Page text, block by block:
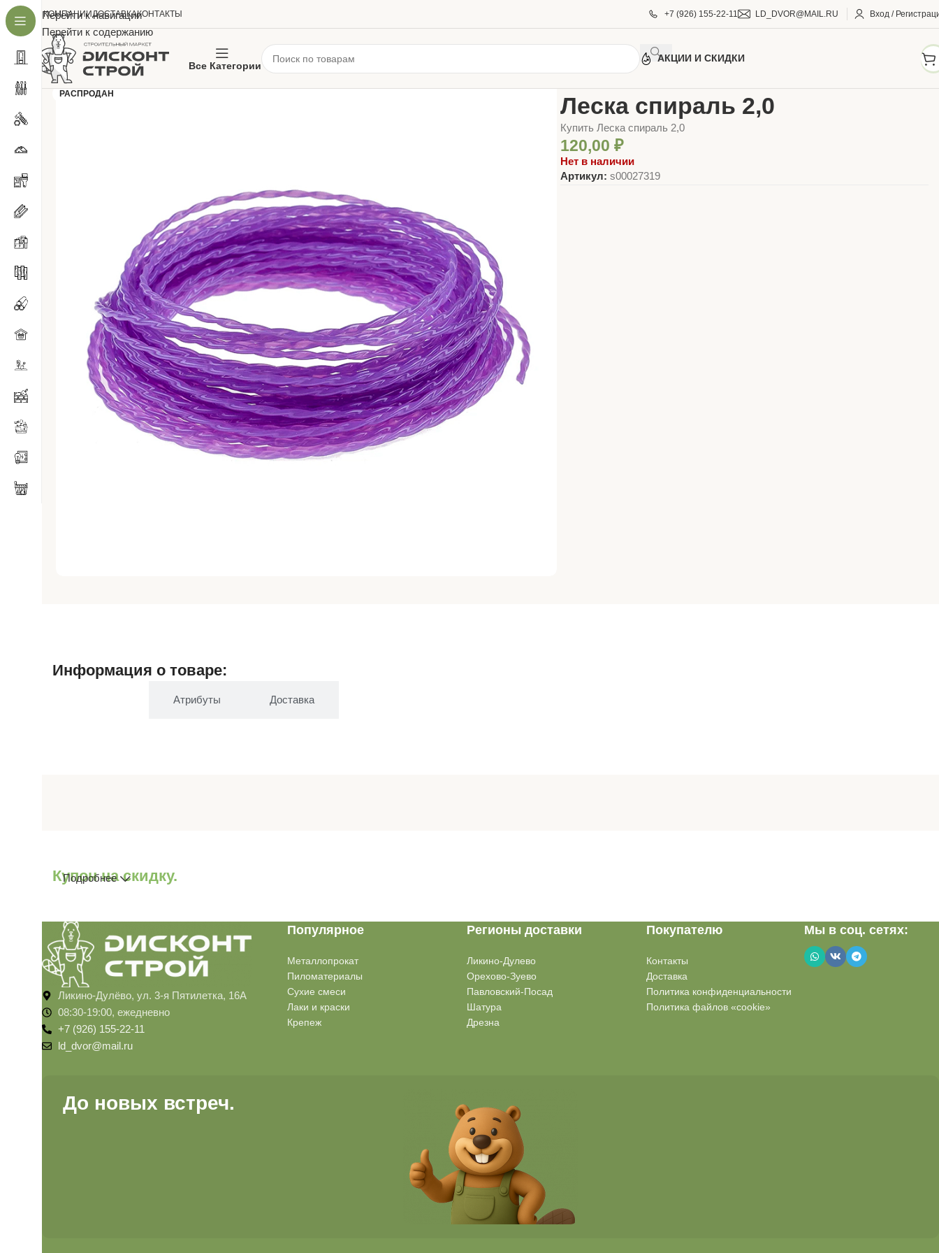
Перейти к навигации
Перейти к содержанию
О КОМПАНИИДОСТАВКАКОНТАКТЫ +7 (926) 155-22-11 LD_DVOR@MAIL.RU Вход /
Все Категории
АКЦИИ И СКИДКИ
РАСПРОДАН Леска спираль 2,0
Купить Леска спираль 2,0
120,00₽
Нет в наличии
Артикул:s00027319
Информация о товаре:
Атрибуты Доставка
Купон на скидку.
Подробнее
Ликино-Дулёво, ул. 3-я Пятилетка, 16А
08:30-19:00, ежедневно
+7 (926) 155-22-11
ld_dvor@mail.ru
Популярное
Металлопрокат
Пиломатериалы
Сухие смеси
Лаки и краски
Крепеж
Регионы доставки
Ликино-Дулево
Орехово-Зуево
Павловский-Посад
Шатура
Дрезна
Покупателю
Контакты
Доставка
Политика конфиденциальности
Политика файлов «cookie»
Мы в соц. сетях:
До новых встреч.